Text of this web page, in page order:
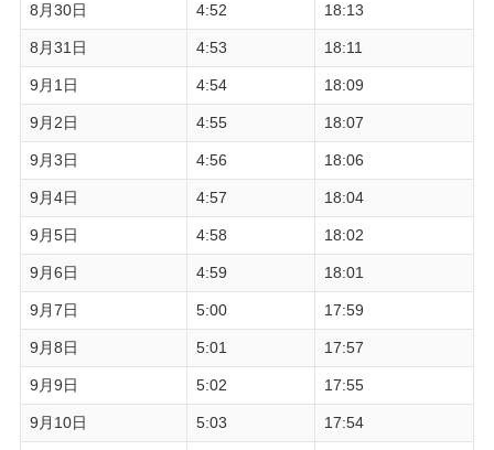
8月30日 4:52 18:13
8月31日 4:53 18:11
9月1日 4:54 18:09
9月2日 4:55 18:07
9月3日 4:56 18:06
9月4日 4:57 18:04
9月5日 4:58 18:02
9月6日 4:59 18:01
9月7日 5:00 17:59
9月8日 5:01 17:57
9月9日 5:02 17:55
9月10日 5:03 17:54